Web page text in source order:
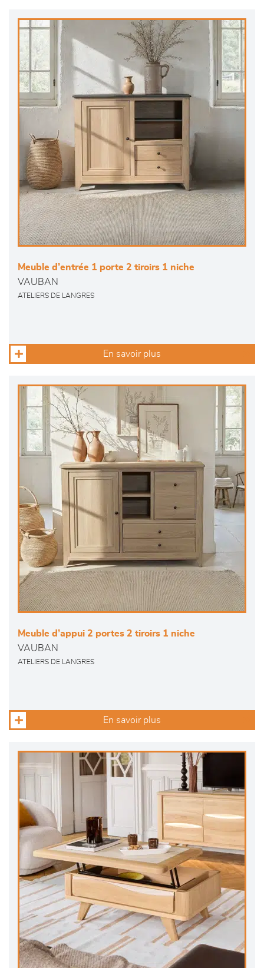
Meuble d’entrée 1 porte 2 tiroirs 1 niche
VAUBAN
ATELIERS DE LANGRES
En savoir plus
Meuble d’appui 2 portes 2 tiroirs 1 niche
VAUBAN
ATELIERS DE LANGRES
En savoir plus